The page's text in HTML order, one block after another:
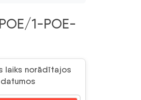
POE/1-POE-
laiks norādītajos
datumos